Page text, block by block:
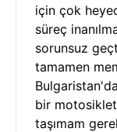
için çok
süreç
sorunsuz
tamamen
bir
taşımam